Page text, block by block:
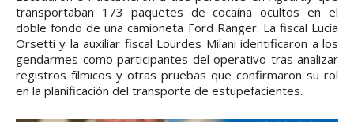
transportaban 173 paquetes de cocaína ocultos en el
doble fondo de una camioneta Ford Ranger. La fiscal Lucía
Orsetti y la auxiliar fiscal Lourdes Milani identificaron a los
gendarmes como participantes del operativo tras analizar
registros fílmicos y otras pruebas que confirmaron su rol
en la planificación del transporte de estupefacientes.